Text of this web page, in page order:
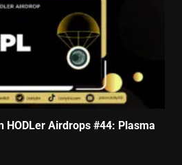
HODLer Airdrops #44: Plasma